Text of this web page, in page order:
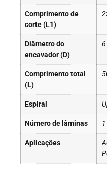
Comprimento de
corte (L1)
Diâmetro do
encavador (D)
Comprimento total
(L)
Espiral
Número de lâminas 1
Aplicações